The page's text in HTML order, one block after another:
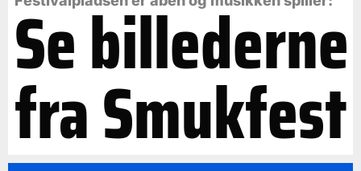
Se billederne
fra Smukfest